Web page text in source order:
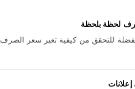
لحظة بلحظة
للتحقق من كيفية تغير سعر الصرف